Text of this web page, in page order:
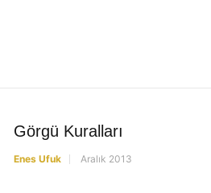
Görgü Kuralları
Enes Ufuk Aralık 2013